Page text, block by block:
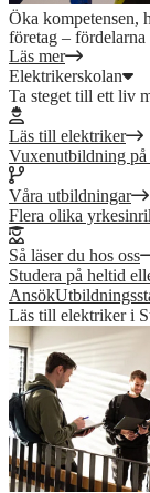
Öka kompetensen,
företag –
Läs mer
Elektrikerskolan
Ta steget till ett liv
Läs till elektriker
Vuxenutbildning på
Våra utbildningar
Flera olika
Så läser du hos oss
Studera på heltid
Ansök
Läs till elektriker i